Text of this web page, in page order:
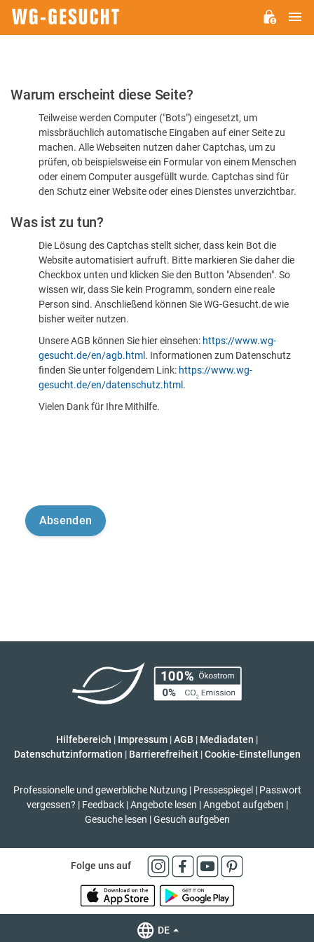
Bitte
dass
sind
Warum erscheint diese Seite?
Teilweise werden Computer ("Bots") eingesetzt, um
missbräuchlich automatische Eingaben auf einer Seite zu
machen. Alle Webseiten nutzen daher Captchas, um zu
prüfen, ob beispielsweise ein Formular von einem Menschen
oder einem Computer ausgefüllt wurde. Captchas sind für
den Schutz einer Website oder eines Dienstes unverzichtbar.
Was ist zu tun?
Die Lösung des Captchas stellt sicher, dass kein Bot die
Website automatisiert aufruft. Bitte markieren Sie daher die
Checkbox unten und klicken Sie den Button "Absenden". So
wissen wir, dass Sie kein Programm, sondern eine reale
Person sind. Anschließend können Sie WG-Gesucht.de wie
bisher weiter nutzen.
Unsere AGB können Sie hier einsehen: https://www.wg-
gesucht.de/en/agb.html . Informationen zum Datenschutz
finden Sie unter folgendem Link: https://www.wg-
gesucht.de/en/datenschutz.html .
Vielen Dank für Ihre Mithilfe.
Hilfebereich | Impressum |AGB | Mediadaten |
Datenschutzinformation | Barrierefreiheit | Cookie-Einstellungen
Professionelle und gewerbliche Nutzung | Pressespiegel | Passwort
vergessen? | Feedback | Angebote lesen | Angebot aufgeben |
Gesuche lesen | Gesuch aufgeben
Folge uns auf
DE